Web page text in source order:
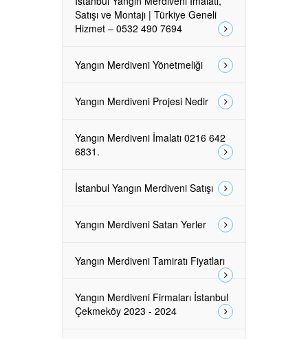
Satışı ve Montajı | Türkiye Geneli
Hizmet – 0532 490 7694
Yangın Merdiveni Yönetmeliği
Yangın Merdiveni Projesi Nedir
Yangın Merdiveni İmalatı 0216 642
6831.
İstanbul Yangın Merdiveni Satışı
Yangın Merdiveni Satan Yerler
Yangın Merdiveni Tamiratı Fiyatları
Yangın Merdiveni Firmaları İstanbul
Çekmeköy 2023 - 2024